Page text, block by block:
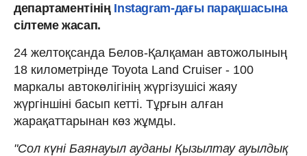
департаментінің Instagram-дағы парақшасына
сілтеме жасап.
24 желтоқсанда Белов-Қалқаман автожолының
18 километрінде Toyota Land Cruiser - 100
маркалы автокөлігінің жүргізушісі жаяу
жүргіншіні басып кетті. Тұрғын алған
жарақаттарынан көз жұмды.
"Сол күні Баянауыл ауданы Қызылтау ауылдық